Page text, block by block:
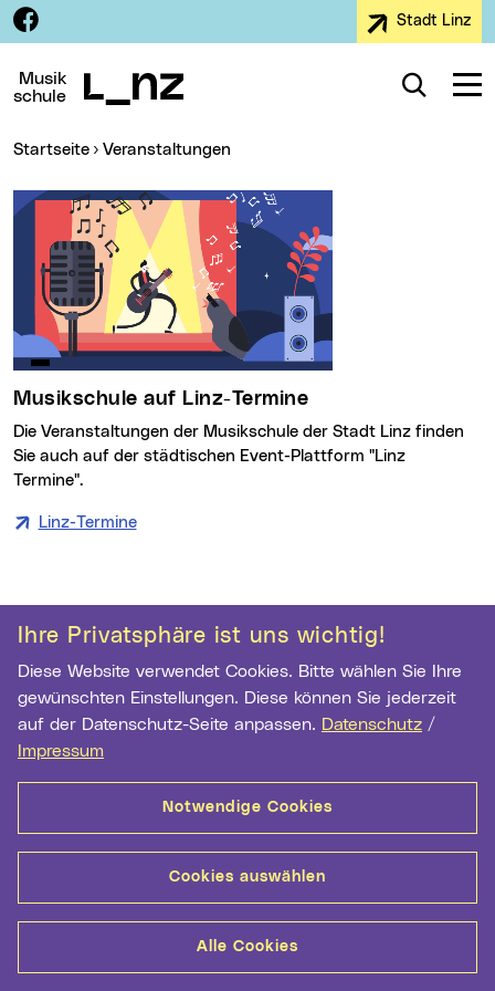
Ihre Privatsphäre ist uns wichtig!
Diese Website verwendet Cookies. Bitte wählen Sie Ihre
gewünschten Einstellungen. Diese können Sie jederzeit
auf der Datenschutz-Seite anpassen. Datenschutz /
Impressum
Notwendige Cookies
Cookies auswählen
Alle Cookies
Facebook Stadt Linz
Musik
schule
Suche
Sie sind hier:
Startseite Veranstaltungen
Musikschule auf Linz-Termine
Die Veranstaltungen der Musikschule der Stadt Linz finden
Sie auch auf der städtischen Event-Plattform "Linz
Termine".
Linz-Termine
Kontakt Datenschutz Cookie-Einstellungen
Impressum